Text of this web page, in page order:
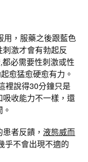
用，服藥之後跟藍色
激才會有勃起反
必需要性刺激或性
愈猛愈硬愈有力。
裡說得30分鐘只是
收能力不一樣，還
者反饋， 液態威而
乎不會出現不適的